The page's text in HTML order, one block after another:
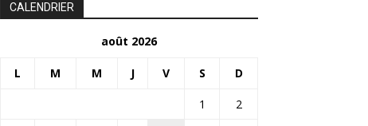
CALENDRIER
août 2026
L M M J V S D
1
2